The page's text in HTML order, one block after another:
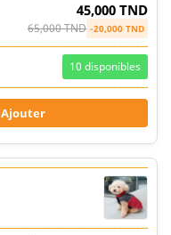
45,000 TND
65,000 TND -20,000 TND
10 disponibles
Ajouter